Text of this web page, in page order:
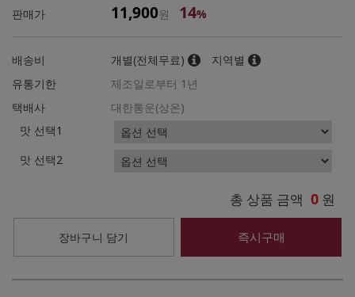
판매가
11,900원 14%
배송비 개별(전체무료)
지역별
유통기한
제조일로부터 1년
택배사
대한통운(상온)
맛 선택1
맛 선택2
총 상품 금액 0 원
장바구니 담기 즉시구매